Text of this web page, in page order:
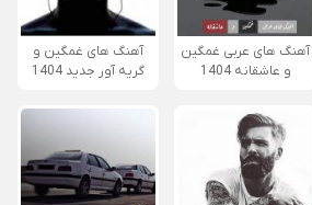
آهنگ های عربی غمگین
و عاشقانه 1404
آهنگ های غمگین و
گریه آور جدید 1404